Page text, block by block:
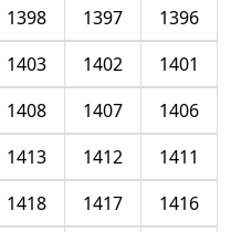
1396
1397
1398
1401
1402
1403
1406
1407
1408
1411
1412
1413
1416
1417
1418